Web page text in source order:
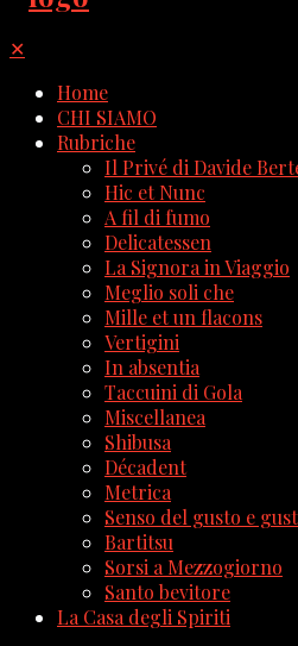
✕
Home
CHI SIAMO
Rubriche
Il Privé di Davide
Hic et Nunc
A fil di fumo
Delicatessen
La Signora in Viaggio
Meglio soli che
Mille et un flacons
Vertigini
In absentia
Taccuini di Gola
Miscellanea
Shibusa
Décadent
Metrica
Senso del gusto e
Bartitsu
Sorsi a Mezzogiorno
Santo bevitore
La Casa degli Spiriti